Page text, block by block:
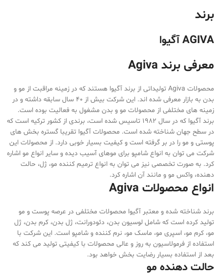
برند
AGIVA آگیوا
معرفی برند Agiva
محصولات Agiva تولیداتی از برند آگیوا هستند که در زمینه مراقبت از مو و
بدن به بازار معرفی شده اند. این شرکت بیش از 40 سال سابقه داشته و در
زمینه های مختلفی از محصولات مو و بدن مشغول به فعالیت بوده است.
برند آگیوا که در سال 1982 تاسیس شده است، برندی از کشور ترکیه است که
در سطح جهان شناخته شده است. محصولات آگیوا تقریبا گستره بخش‌ های
پوستی و مو را در بر گرفته است و کیفیت بسیار خوبی دارد. از محصولات این
شرکت می توان به انواع شامپو برای موهای آسیب دیده و سایر انواع مو اشاره
کرد. به صورت تخصصی نیز می توان به انواع ترمیم کننده مو، ژل، حالت
دهنده، واکس مو و مانند آن اشاره کرد.
انواع محصولات Agiva
برند شناخته شده و معتبر آگیوا محصولات مختلفی در عرصه پوست و مو
تولید کرده است که شامل لوسیون بدن، دئودورانت، ژل بدن، کرم بدن، ژل
مو، کرم مو، اسپری مو، ماسک مو، نرم کننده و شامپو است. این شرکت با
استفاده از فرمولاسیون به روز و عالی محصولات با کیفیتی تولید می کند که
بعد از استفاده بسیار رضایت بخش خواهد بود.
حالت دهنده مو